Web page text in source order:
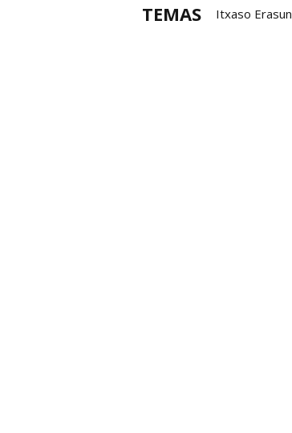
TEMAS Itxaso Erasun